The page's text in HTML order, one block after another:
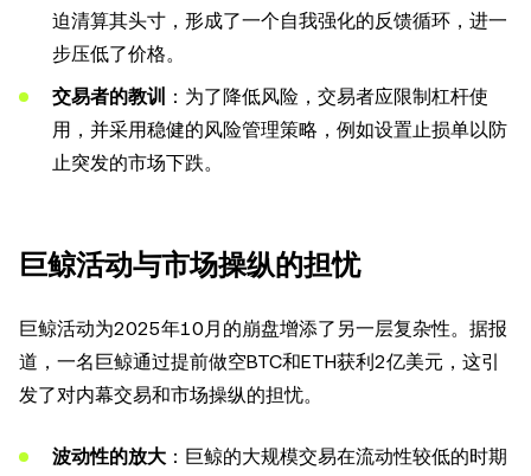
迫清算其头寸，形成了一个自我强化的反馈循环，进一
步压低了价格。
交易者的教训 ：为了降低风险，交易者应限制杠杆使
用，并采用稳健的风险管理策略，例如设置止损单以防
止突发的市场下跌。
巨鲸活动与市场操纵的担忧
巨鲸活动为2025年10月的崩盘增添了另一层复杂性。据报
道，一名巨鲸通过提前做空BTC和ETH获利2亿美元，这引
发了对内幕交易和市场操纵的担忧。
波动性的放大 ：巨鲸的大规模交易在流动性较低的时期